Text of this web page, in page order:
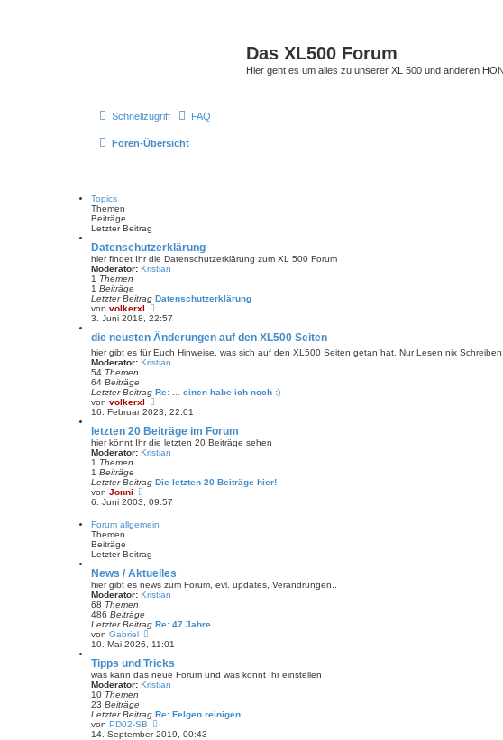
Das XL500 Forum
Hier geht es um alles zu unserer XL 500 und anderen
Schnellzugriff FAQ
Foren-Übersicht
Topics
Themen
Beiträge
Letzter Beitrag
Datenschutzerklärung
hier findet Ihr die Datenschutzerklärung zum XL 500 Forum
Moderator: Kristian
1 Themen
1 Beiträge
Letzter Beitrag Datenschutzerklärung
von volkerxl
e
e
t
e
e
t
r
a
g
3. Juni 2018, 22:57
die neusten Änderungen auf den XL500 Seiten
hier gibt es für Euch Hinweise, was sich auf den XL500 Seiten getan hat. Nur Lesen nix Schreiben
Moderator: Kristian
54 Themen
64 Beiträge
Letzter Beitrag Re: ... einen habe ich noch :)
von volkerxl
e
e
s
t
B
i
a
16. Februar 2023, 22:01
letzten 20 Beiträge im Forum
hier könnt Ihr die letzten 20 Beiträge sehen
Moderator: Kristian
1 Themen
1 Beiträge
Letzter Beitrag Die letzten 20 Beiträge hier!
von Jonni
e
s
r
B
e
i
t
g
6. Juni 2003, 09:57
Forum allgemein
Themen
Beiträge
Letzter Beitrag
News / Aktuelles
hier gibt es news zum Forum, evl. updates, Verändrungen..
Moderator: Kristian
68 Themen
486 Beiträge
Letzter Beitrag Re: 47 Jahre
von Gabriel
e
e
s
t
B
e
i
10. Mai 2026, 11:01
Tipps und Tricks
was kann das neue Forum und was könnt Ihr einstellen
Moderator: Kristian
10 Themen
23 Beiträge
Letzter Beitrag Re: Felgen reinigen
von PD02-SB
e
14. September 2019, 00:43